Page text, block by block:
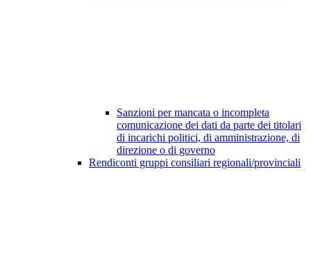
Sanzioni per mancata o incompleta
comunicazione dei dati da parte dei titolari
di incarichi politici, di amministrazione, di
direzione o di governo
Rendiconti gruppi consiliari regionali/provinciali